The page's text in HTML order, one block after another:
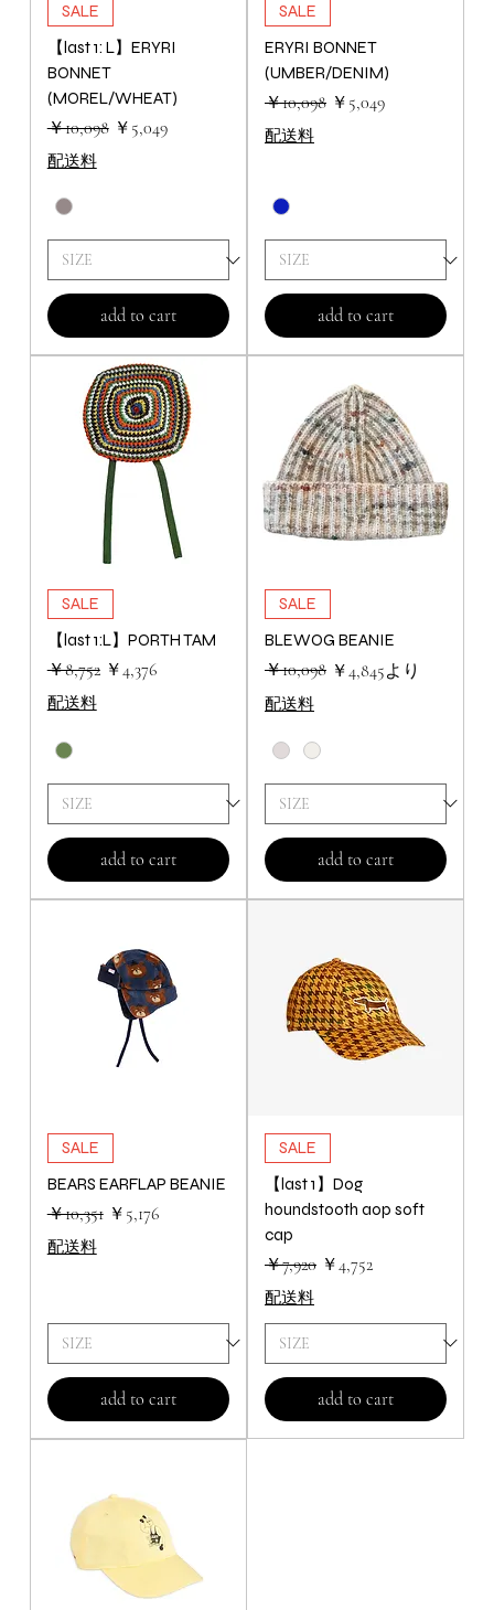
SALE
【last 1: L】ERYRI
BONNET
(MOREL/WHEAT)
通常価格
￥10,098 セール価格
￥5,049
配送料
add to cart
SALE
ERYRI BONNET
(UMBER/DENIM)
通常価格
￥10,098 セール価格
￥5,049
配送料
add to cart
SALE
【last 1:L】PORTH TAM
通常価格
￥8,752 セール価格
￥4,376
配送料
add to cart
SALE
BLEWOG BEANIE
通常価格
￥10,098 ￥4,845より
セール価格
配送料
add to cart
SALE
BEARS EARFLAP BEANIE
通常価格
￥10,351 セール価格
￥5,176
配送料
add to cart
SALE
【last 1】Dog
houndstooth aop soft
cap
通常価格
￥7,920 セール価格
￥4,752
配送料
add to cart